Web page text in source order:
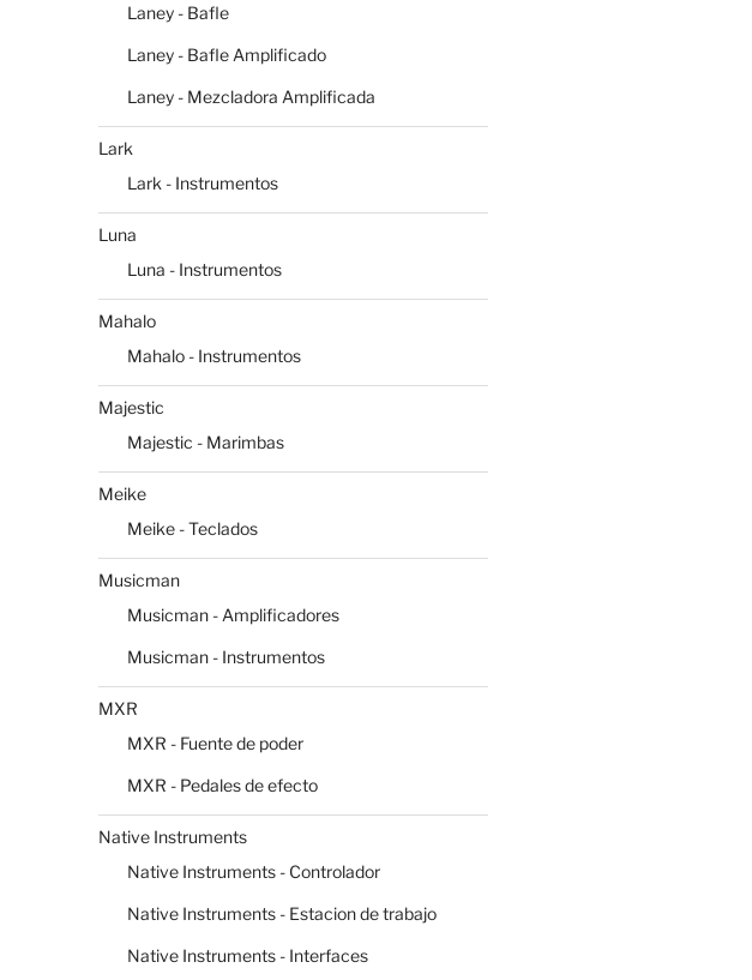
Laney - Bafle
Laney - Bafle Amplificado
Laney - Mezcladora Amplificada
Lark
Lark - Instrumentos
Luna
Luna - Instrumentos
Mahalo
Mahalo - Instrumentos
Majestic
Majestic - Marimbas
Meike
Meike - Teclados
Musicman
Musicman - Amplificadores
Musicman - Instrumentos
MXR
MXR - Fuente de poder
MXR - Pedales de efecto
Native Instruments
Native Instruments - Controlador
Native Instruments - Estacion de trabajo
Native Instruments - Interfaces